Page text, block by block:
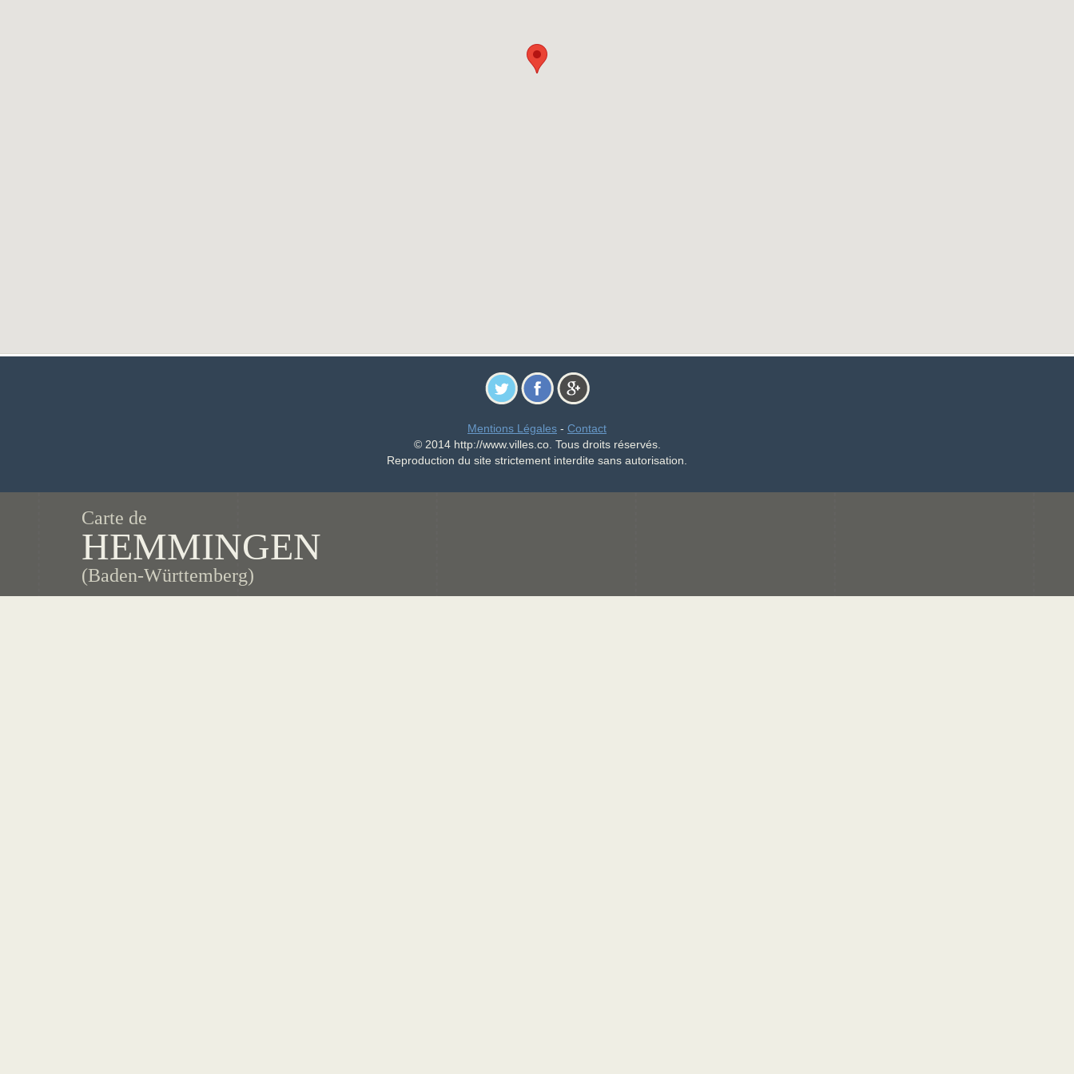
Mentions Légales - Contact
© 2014 http://www.villes.co. Tous droits réservés.
Reproduction du site strictement interdite sans autorisation.
Carte de
HEMMINGEN
(Baden-Württemberg)